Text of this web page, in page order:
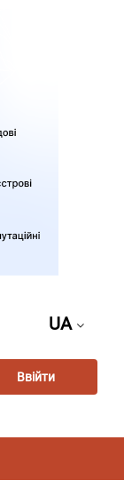
UA
Ввійти